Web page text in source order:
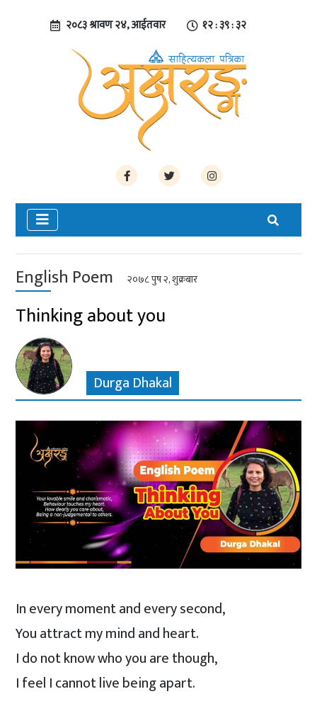
२०८३ श्रावण २४, आईतवार १२ : ३९ : ३२
English Poem २०७८ पुष २, शुक्रबार
Thinking about you
Durga Dhakal
In every moment and every second,
You attract my mind and heart.
I do not know who you are though,
I feel I cannot live being apart.